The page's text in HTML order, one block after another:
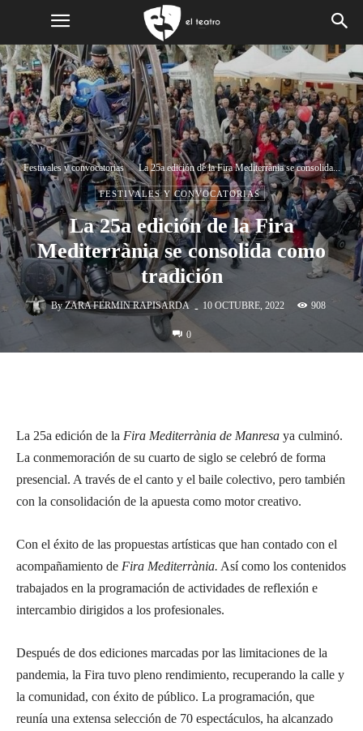
Festivales y convocatorias La 25a edición de la Fira Mediterrània se consolida...
FESTIVALES Y CONVOCATORIAS
La 25a edición de la Fira
Mediterrània se consolida como
tradición
By ZARA FERMIN RAPISARDA - 10 OCTUBRE, 2022 908
0
La 25a edición de la Fira Mediterrània de Manresa ya culminó.
La conmemoración de su cuarto de siglo se celebró de forma
presencial. A través de el canto y el baile colectivo, pero también
con la consolidación de la apuesta como motor creativo.
Con el éxito de las propuestas artísticas que han contado con el
acompañamiento de Fira Mediterrània. Así como los contenidos
trabajados en la programación de actividades de reflexión e
intercambio dirigidos a los profesionales.
Después de dos ediciones marcadas por las limitaciones de la
pandemia, la Fira tuvo pleno rendimiento, recuperando la calle y
la comunidad, con éxito de público. La programación, que
reunía una extensa selección de 70 espectáculos, ha alcanzado